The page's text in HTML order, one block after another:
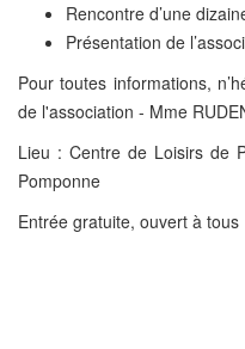
Rencontre d’une
Présentation de
Pour toutes informations,
de l'association - Mme
Lieu : Centre de Loisirs de
Pomponne
Entrée gratuite, ouvert à tous